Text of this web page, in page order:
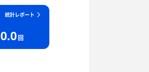
統計レポート
0.0回